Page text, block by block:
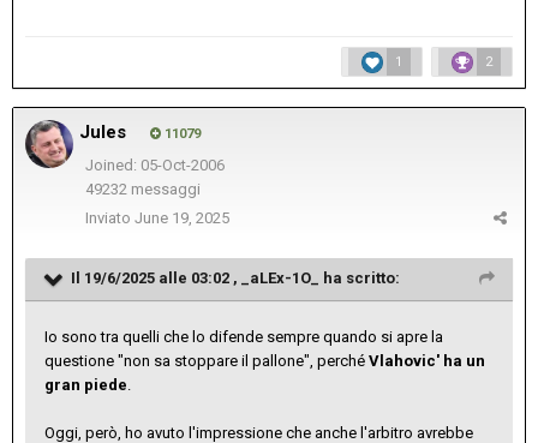
1 2
Jules 11079
Joined: 05-Oct-2006
49232 messaggi
Inviato June 19, 2025
Il 19/6/2025 alle 03:02 , _aLEx-1O_ ha scritto:
Io sono tra quelli che lo difende sempre quando si apre la
questione "non sa stoppare il pallone", perché Vlahovic' ha un
gran piede
Oggi, però, ho avuto l'impressione che anche l'arbitro avrebbe